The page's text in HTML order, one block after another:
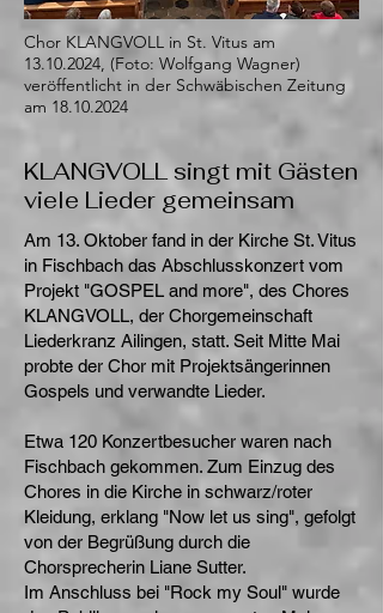
Chor KLANGVOLL in St. Vitus am
13.10.2024, (Foto: Wolfgang Wagner)
veröffentlicht in der Schwäbischen Zeitung
am 18.10.2024
KLANGVOLL singt mit Gästen
viele Lieder gemeinsam
Am 13. Oktober fand in der Kirche St. Vitus
in Fischbach das Abschlusskonzert vom
Projekt "GOSPEL and more", des Chores
KLANGVOLL, der Chorgemeinschaft
Liederkranz Ailingen, statt. Seit Mitte Mai
probte der Chor mit Projektsängerinnen
Gospels und verwandte Lieder.
Etwa 120 Konzertbesucher waren nach
Fischbach gekommen. Zum Einzug des
Chores in die Kirche in schwarz/roter
Kleidung, erklang "Now let us sing", gefolgt
von der Begrüßung durch die
Chorsprecherin Liane Sutter.
Im Anschluss bei "Rock my Soul" wurde